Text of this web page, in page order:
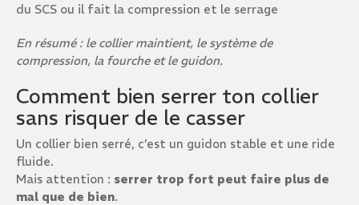
du SCS ou il fait la compression et le serrage
En résumé : le collier maintient, le système de
compression, la fourche et le guidon.
Comment bien serrer ton collier
sans risquer de le casser
Un collier bien serré, c’est un guidon stable et une ride
fluide.
Mais attention : serrer trop fort peut faire plus de
mal que de bien.